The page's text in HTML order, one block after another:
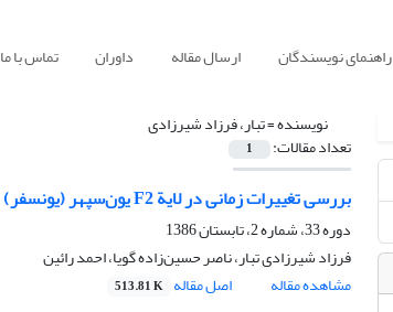
راهنمای نویسندگان ارسال مقاله داوران تماس با ما
نویسنده =تبار، فرزاد شیرزادی
تعداد مقالات: 1
بررسی تغییرات زمانی در لایة F2 یون‌سپهر (یونسفر)
دوره 33، شماره 2، تابستان 1386
فرزاد شیرزادی تبار، ناصر حسین‌زاده گویا، احمد رائین
مشاهده مقاله
اصل مقاله 513.81 K